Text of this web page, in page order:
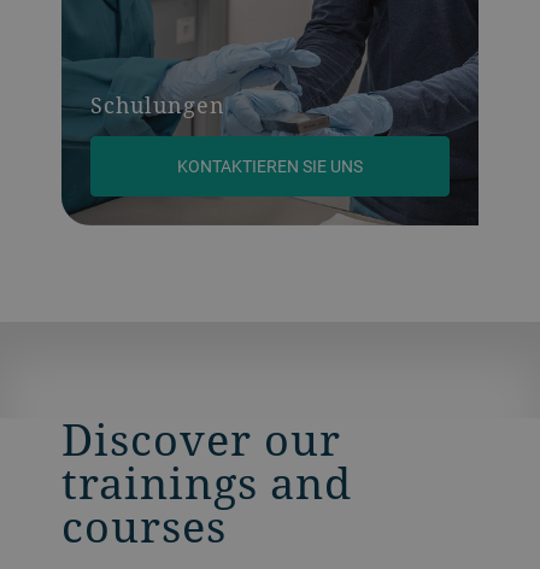
Schulungen
KONTAKTIEREN SIE UNS
Discover our
trainings and
courses